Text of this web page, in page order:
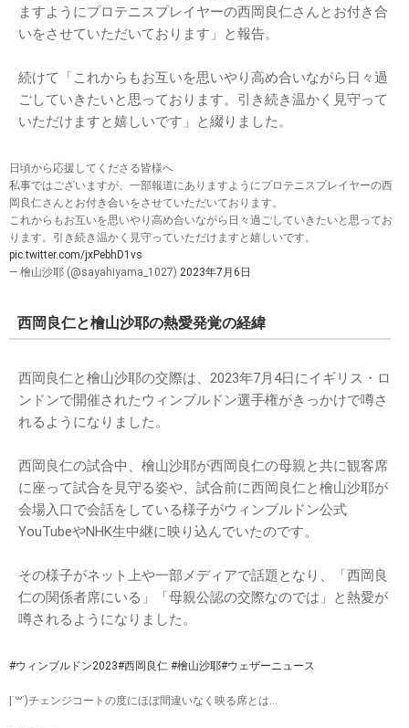
ますようにプロテニスプレイヤーの西岡良仁さんとお付き合
いをさせていただいております」と報告。
続けて「これからもお互いを思いやり高め合いながら日々過
ごしていきたいと思っております。引き続き温かく見守って
いただけますと嬉しいです」と綴りました。
日頃から応援してくださる皆様へ
私事ではございますが、一部報道にありますようにプロテニスプレイヤーの西
岡良仁さんとお付き合いをさせていただいております。
これからもお互いを思いやり高め合いながら日々過ごしていきたいと思ってお
ります。引き続き温かく見守っていただけますと嬉しいです。
pic.twitter.com/jxPebhD1vs
— 檜山沙耶 (@sayahiyama_1027) 2023年7月6日
西岡良仁と檜山沙耶の熱愛発覚の経緯
西岡良仁と檜山沙耶の交際は、2023年7月4日にイギリス・ロ
ンドンで開催されたウィンブルドン選手権がきっかけで噂さ
れるようになりました。
西岡良仁の試合中、檜山沙耶が西岡良仁の母親と共に観客席
に座って試合を見守る姿や、試合前に西岡良仁と檜山沙耶が
会場入口で会話をしている様子がウィンブルドン公式
YouTubeやNHK生中継に映り込んでいたのです。
その様子がネット上や一部メディアで話題となり、「西岡良
仁の関係者席にいる」「母親公認の交際なのでは」と熱愛が
噂されるようになりました。
#ウィンブルドン2023#西岡良仁 #檜山沙耶#ウェザーニュース
|˙꒳​˙)チェンジコートの度にほぼ間違いなく映る席とは…